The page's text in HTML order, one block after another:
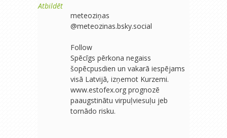
Atbildēt
meteoziņas
‪@meteozinas.bsky.social‬
Follow
Spēcīgs pērkona negaiss
šopēcpusdien un vakarā iespējams
visā Latvijā, izņemot Kurzemi.
www.estofex.org prognozē
paaugstinātu virpuļviesuļu jeb
tornādo risku.